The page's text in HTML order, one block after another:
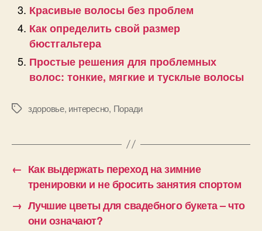
Красивые волосы без проблем
Как определить свой размер
бюстгальтера
Простые решения для проблемных
волос: тонкие, мягкие и тусклые волосы
Позначки
здоровье, интересно, Поради
← Как выдержать переход на зимние
тренировки и не бросить занятия спортом
→ Лучшие цветы для свадебного букета – что
они означают?